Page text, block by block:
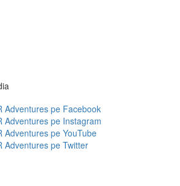
Adventures pe Facebook
Adventures pe Instagram
Adventures pe YouTube
Adventures pe Twitter